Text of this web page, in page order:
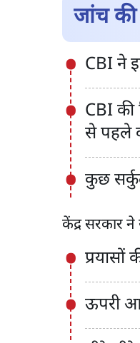
जांच की
CBI ने
CBI की
से पहले
कुछ
केंद्र सरकार ने
ऊपरी